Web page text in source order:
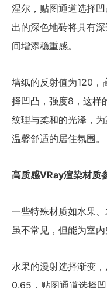
涅尔，贴图通道选择
出的深色地砖将具有
间增添稳重感。
墙纸的反射值为120
择凹凸，强度8，这样
纹理与柔和的光泽，
温馨舒适的居住氛围。
高质感VRay渲染材质
一些特殊材质如水果
虽不常见，但能为室
水果的漫射选择渐变
0.65，贴图通道选择